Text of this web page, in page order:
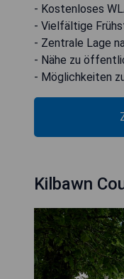
- Kostenloses
- Vielfältige
- Zentrale Lage
- Nähe zu
- Möglichkeiten
Kilbawn